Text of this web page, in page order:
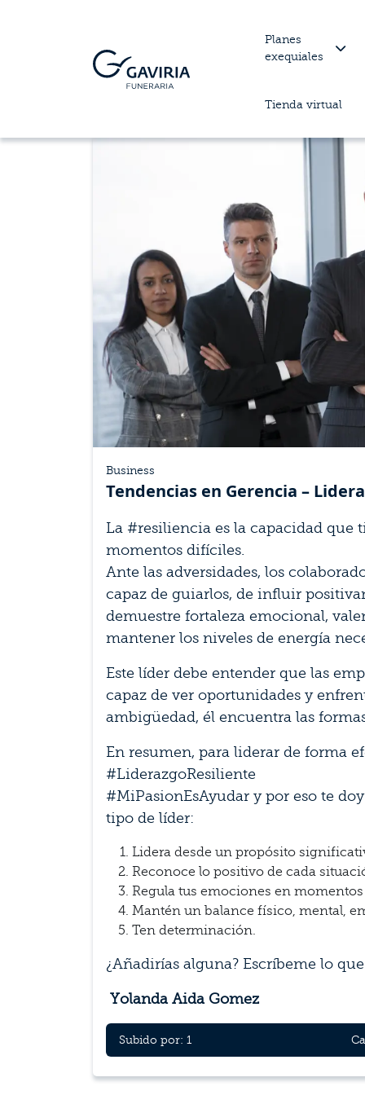
Planes
exequiales
Tienda virtual
Business
Tendencias en Gerencia –
La #resiliencia es la capacidad que
momentos difíciles.
Ante las adversidades, los
capaz de guiarlos, de influir
demuestre fortaleza emocional,
mantener los niveles de energía
Este líder debe entender que las
capaz de ver oportunidades y
ambigüedad, él encuentra las
En resumen, para liderar de forma
#LiderazgoResiliente
#MiPasionEsAyudar y por eso te
tipo de líder:
Lidera desde un propósito
Reconoce lo positivo de cada
Regula tus emociones en momentos
Mantén un balance físico, mental,
Ten determinación.
¿Añadirías alguna? Escríbeme lo
Yolanda Aida Gomez
Subido por: 1